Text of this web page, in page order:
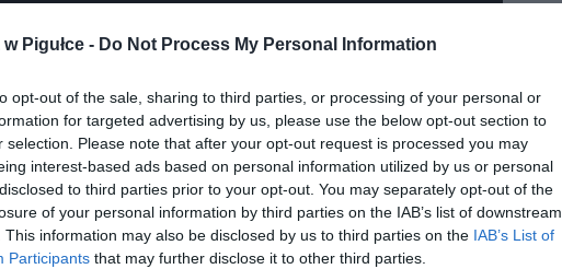
Pigułce - Do Not Process My Personal Information
opt-out of the sale, sharing to third parties, or processing of your personal or
for targeted advertising by us, please use the below opt-out section to
selection. Please note that after your opt-out request is processed you may
interest-based ads based on personal information utilized by us or personal
to third parties prior to your opt-out. You may separately opt-out of the
of your personal information by third parties on the IAB’s list of downstream
This information may also be disclosed by us to third parties on the IAB’s List of
Participants that may further disclose it to other third parties.
nas do preferowanych źródeł w Google Dodaj